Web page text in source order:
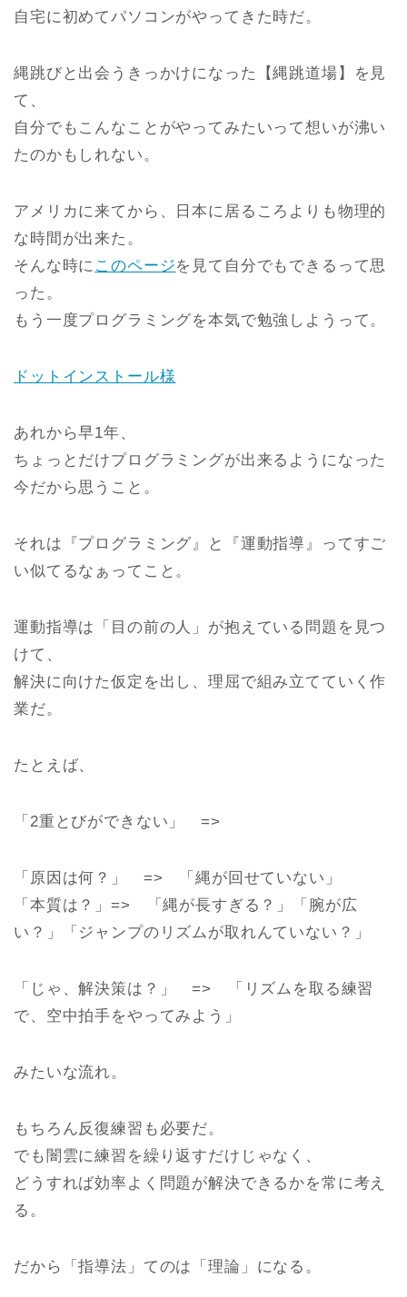
自宅に初めてパソコンがやってきた時だ。
縄跳びと出会うきっかけになった【縄跳道場】を見
て、
自分でもこんなことがやってみたいって想いが沸い
たのかもしれない。
アメリカに来てから、日本に居るころよりも物理的
な時間が出来た。
そんな時に このページを見て自分でもできるって思
った。
もう一度プログラミングを本気で勉強しようって。
ドットインストール様
あれから早1年、
ちょっとだけプログラミングが出来るようになった
今だから思うこと。
それは『プログラミング』と『運動指導』ってすご
い似てるなぁってこと。
運動指導は「目の前の人」が抱えている問題を見つ
けて、
解決に向けた仮定を出し、理屈で組み立てていく作
業だ。
たとえば、
「2重とびができない」 =>
「原因は何？」 => 「縄が回せていない」
「本質は？」=> 「縄が長すぎる？」「腕が広
い？」「ジャンプのリズムが取れんていない？」
「じゃ、解決策は？」 => 「リズムを取る練習
で、空中拍手をやってみよう」
みたいな流れ。
もちろん反復練習も必要だ。
でも闇雲に練習を繰り返すだけじゃなく、
どうすれば効率よく問題が解決できるかを常に考え
る。
だから「指導法」てのは「理論」になる。